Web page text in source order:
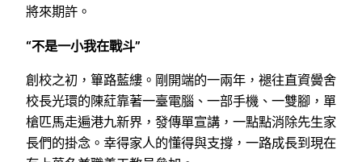
將來期許。
“不是一小我在戰斗”
創校之初，篳路藍縷。剛開端的一兩年，褪往直資黌舍
校長光環的陳葒靠著一臺電腦、一部手機、一雙腳，單
槍匹馬走遍港九新界，發傳單宣講，一點點消除先生家
長們的掛念。幸得家人的懂得與支撐，一路成長到現在